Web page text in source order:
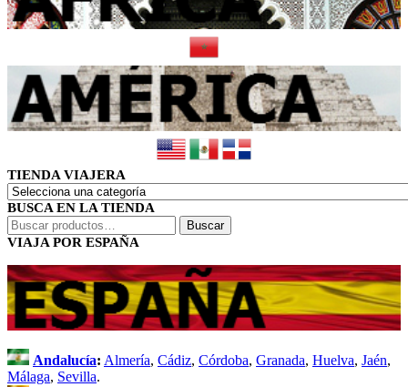
TIENDA VIAJERA
BUSCA EN LA TIENDA
Buscar
por:
Buscar
VIAJA POR ESPAÑA
Andalucía: Almería, Cádiz, Córdoba, Granada, Huelva, Jaén,
Málaga, Sevilla.